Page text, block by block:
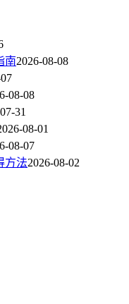
南2026-08-08
08-08
31
08-01
08-07
方法2026-08-02